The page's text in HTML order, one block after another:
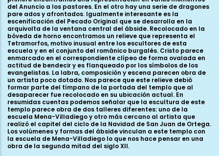
del Anuncio a los pastores. En el otro hay una serie de dragones
pare ados y afrontados. Igualmente interesante es la
escenificación del Pecado Original que se desarrolla en la
arquivolta de la ventana central del ábside. Recolocado en la
bóveda de horno encontramos un relieve que representa el
Tetramorfos, motivo inusual entre los escultores de esta
escuela y en el conjunto del románico burgalés. Cristo parece
enmarcado en el correspondiente clípeo de forma ovalada en
actitud de bendecir y es flanqueado por los símbolos de los
evangelistas. La labra, composición y escena parecen obra de
un artista poco dotado. Nos parece que este relieve debió
formar parte del tímpano de la portada del templo que al
desaparecer fue recolocado en su ubicación actual. En
resumidas cuentas podemos señalar que la escultura de este
templo parece obra de dos talleres diferentes: uno de la
escuela Mena-Villadiego y otro más cercano al artista que
realizó el capitel del ciclo de la Navidad de San Juan de Ortega.
Los volúmenes y formas del ábside vinculan a este templo con
la escuela de Mena-Villadiego lo que nos hace pensar en una
obra de la segunda mitad del siglo XII.